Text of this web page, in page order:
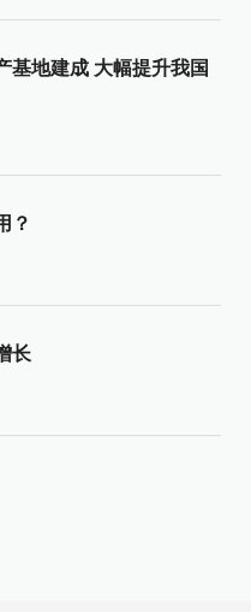
基地建成 大幅提升我国
？
长